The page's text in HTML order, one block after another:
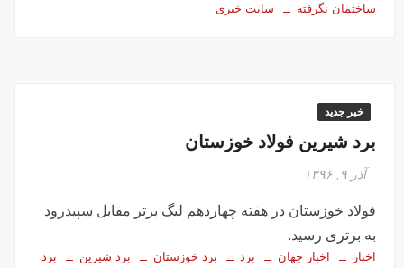
ساختمان نگرفته
سایت خبری
خبر جدید
برد شیرین فولاد خوزستان
آذر ۹, ۱۳۹۶
فولاد خوزستان در هفته چهاردهم لیگ برتر مقابل سپیدرود
به برتری رسید.
اخبار اخبار جهان برد برد خوزستان برد شیرین
برد